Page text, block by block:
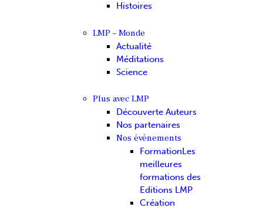
Histoires
LMP – Monde
Actualité
Méditations
Science
Plus avec LMP
Découverte Auteurs
Nos partenaires
Nos événements
FormationLes
meilleures
formations des
Editions LMP
Création